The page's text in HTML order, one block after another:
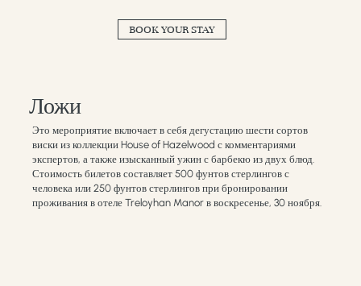
BOOK YOUR STAY
Ложи
Это мероприятие включает в себя дегустацию шести сортов
виски из коллекции House of Hazelwood с комментариями
экспертов, а также изысканный ужин с барбекю из двух блюд.
Стоимость билетов составляет 500 фунтов стерлингов с
человека или 250 фунтов стерлингов при бронировании
проживания в отеле Treloyhan Manor в воскресенье, 30 ноября.